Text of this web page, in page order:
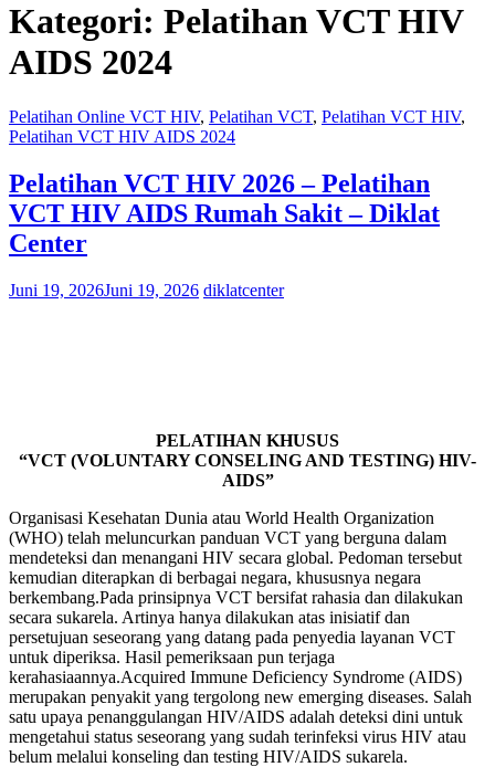
Kategori: Pelatihan VCT HIV
AIDS 2024
Pelatihan Online VCT HIV, Pelatihan VCT, Pelatihan VCT HIV,
Pelatihan VCT HIV AIDS 2024
Pelatihan VCT HIV 2026 – Pelatihan
VCT HIV AIDS Rumah Sakit – Diklat
Center
Juni 19, 2026Juni 19, 2026 diklatcenter
PELATIHAN KHUSUS
“VCT (VOLUNTARY CONSELING AND TESTING) HIV-
AIDS”
Organisasi Kesehatan Dunia atau World Health Organization
(WHO) telah meluncurkan panduan VCT yang berguna dalam
mendeteksi dan menangani HIV secara global. Pedoman tersebut
kemudian diterapkan di berbagai negara, khususnya negara
berkembang.Pada prinsipnya VCT bersifat rahasia dan dilakukan
secara sukarela. Artinya hanya dilakukan atas inisiatif dan
persetujuan seseorang yang datang pada penyedia layanan VCT
untuk diperiksa. Hasil pemeriksaan pun terjaga
kerahasiaannya.Acquired Immune Deficiency Syndrome (AIDS)
merupakan penyakit yang tergolong new emerging diseases. Salah
satu upaya penanggulangan HIV/AIDS adalah deteksi dini untuk
mengetahui status seseorang yang sudah terinfeksi virus HIV atau
belum melalui konseling dan testing HIV/AIDS sukarela.